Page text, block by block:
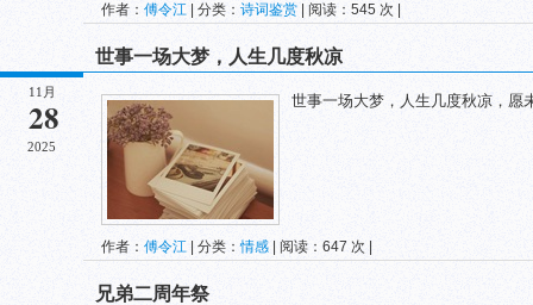
作者： 傅令江 | 分类： 诗词鉴赏 | 阅读：545 次 |
11月
28
2025
世事一场大梦，人生几度秋凉
世事一场大梦，人生几度秋凉，愿
作者： 傅令江 | 分类：情感 | 阅读：647 次 |
兄弟二周年祭